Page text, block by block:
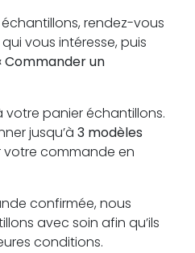
rendez-vous
vous intéresse, puis
Commander un
votre panier échantillons.
jusqu’à 3 modèles
votre commande en
confirmée, nous
avec soin afin qu’ils
conditions.